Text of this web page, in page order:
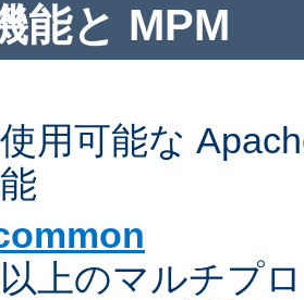
能と MPM
用可能な
上のマルチプ